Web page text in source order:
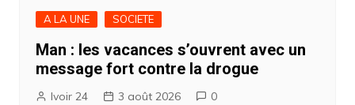
A LA UNE SOCIETE
Man : les vacances s’ouvrent avec un
message fort contre la drogue
Ivoir 24 3 août 2026 0